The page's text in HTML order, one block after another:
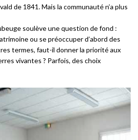
de 1841. Mais la communauté n’a plus
soulève une question de fond :
ou se préoccuper d’abord des
termes, faut-il donner la priorité aux
vivantes ? Parfois, des choix